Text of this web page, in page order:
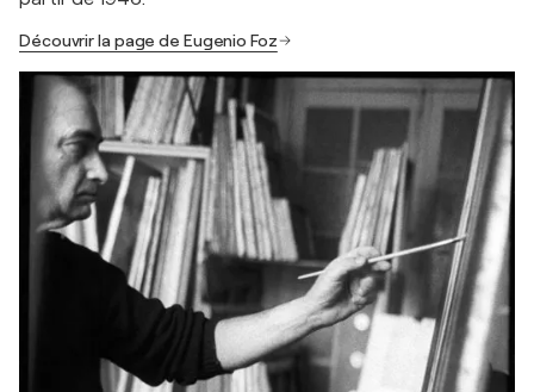
Découvrir la page de Eugenio Foz